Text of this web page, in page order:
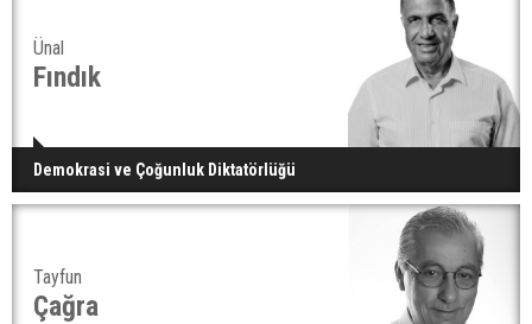
Ünal
Fındık
Demokrasi ve Çoğunluk Diktatörlüğü
Tayfun
Çağra